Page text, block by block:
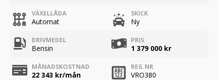
VÄXELLÅDA
Automat
SKICK
Ny
DRIVMEDEL
Bensin
PRIS
1 379 000 kr
MÅNADSKOSTNAD
22 343 kr/mån
REG.NR
VRO380